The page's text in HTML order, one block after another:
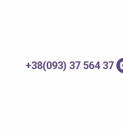
+38(093) 37 564 37